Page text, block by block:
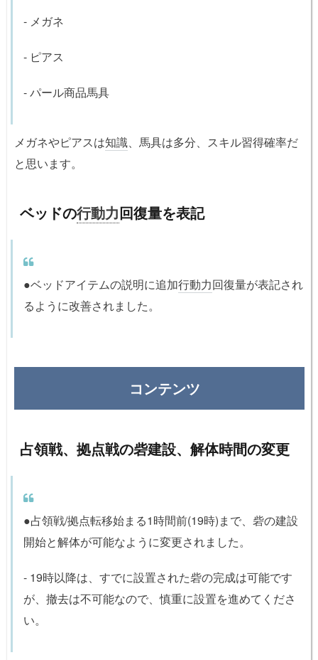
- メガネ
- ピアス
- パール商品馬具
メガネやピアスは知識、馬具は多分、スキル習得確率だ
と思います。
ベッドの行動力回復量を表記
●ベッドアイテムの説明に追加行動力回復量が表記され
るように改善されました。
コンテンツ
占領戦、拠点戦の砦建設、解体時間の変更
●占領戦/拠点転移始まる1時間前(19時)まで、砦の建設
開始と解体が可能なように変更されました。
- 19時以降は、すでに設置された砦の完成は可能です
が、撤去は不可能なので、慎重に設置を進めてくださ
い。